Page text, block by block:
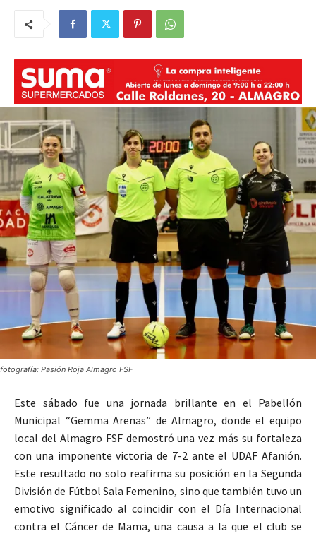
fotografía: Pasión Roja Almagro FSF
Este sábado fue una jornada brillante en el Pabellón
Municipal “Gemma Arenas” de Almagro, donde el equipo
local del Almagro FSF demostró una vez más su fortaleza
con una imponente victoria de 7-2 ante el UDAF Afanión.
Este resultado no solo reafirma su posición en la Segunda
División de Fútbol Sala Femenino, sino que también tuvo un
emotivo significado al coincidir con el Día Internacional
contra el Cáncer de Mama, una causa a la que el club se